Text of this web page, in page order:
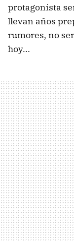
protagonista
llevan años
rumores, no
hoy...